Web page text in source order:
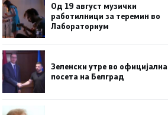
Од 19 август музички
работилници за теремин во
Лабораториум
Зеленски утре во официјална
посета на Белград